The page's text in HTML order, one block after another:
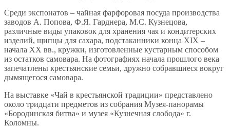
Среди экспонатов – чайная фарфоровая посуда производства
заводов А. Попова, Ф.Я. Гарднера, М.С. Кузнецова,
различные виды упаковок для хранения чая и кондитерских
изделий, щипцы для сахара, подстаканники конца XIX –
начала XX вв., кружки, изготовленные кустарным способом
из остатков самовара. На фотографиях начала прошлого века
запечатлены крестьянские семьи, дружно собравшиеся вокруг
дымящегося самовара.
На выставке «Чай в крестьянской традиции» представлено
около тридцати предметов из собрания Музея-панорамы
«Бородинская битва» и музея «Кузнечная слобода» г.
Коломны.